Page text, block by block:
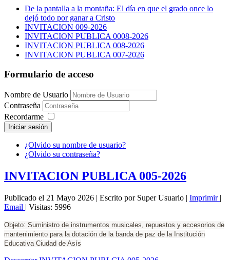
De la pantalla a la montaña: El día en que el grado once lo
dejó todo por ganar a Cristo
INVITACION 009-2026
INVITACION PUBLICA 0008-2026
INVITACION PUBLICA 008-2026
INVITACION PUBLICA 007-2026
Formulario de acceso
Nombre de Usuario
Contraseña
Recordarme
Iniciar sesión
¿Olvido su nombre de usuario?
¿Olvido su contraseña?
INVITACION PUBLICA 005-2026
Publicado el 21 Mayo 2026 | Escrito por Super Usuario | Imprimir |
Email | Visitas: 5996
Objeto: Suministro de instrumentos musicales, repuestos y accesorios de
mantenimiento para la dotación de la banda de paz de la Institución
Educativa Ciudad de Asís